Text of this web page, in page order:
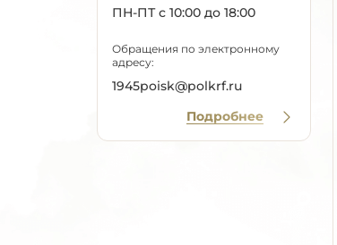
ПН-ПТ с 10:00 до 18:00
Обращения по электронному
адресу:
1945poisk@polkrf.ru
Подробнее